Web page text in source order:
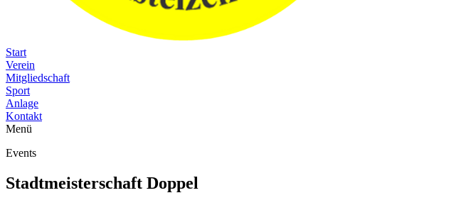
Start
Verein
Mitgliedschaft
Sport
Anlage
Kontakt
Menü
Events
Stadtmeisterschaft Doppel